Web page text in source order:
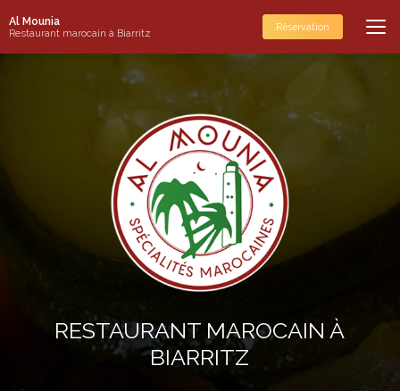
auAl Mounia
Restaurant marocain à Biarritz Réservation
RESTAURANT MAROCAIN À
BIARRITZ